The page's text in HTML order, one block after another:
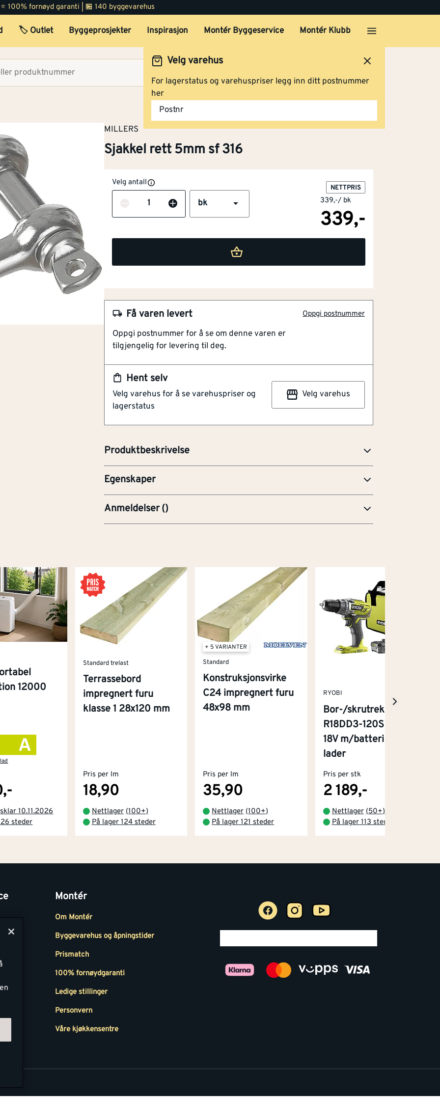
100% fornøyd garanti | 🏪 140 byggevarehus
🏷️ Outlet Byggeprosjekter Inspirasjon Montér Byggeservice Montér Klubb
Velg varehus
For lagerstatus og varehuspriser legg inn ditt postnummer
her
Postnr
MILLERS
Sjakkel rett 5mm sf 316
Velg antall
Antall bk
NETTPRIS
339,-/ bk
339,-
Hent selv
Velg varehus for å se varehuspriser og
lagerstatus
Velg varehus
Få varen levert Oppgi postnummer
Oppgi postnummer for å se om denne varen er
tilgjengelig for levering til deg.
Produktbeskrivelse
NOBB 51147861
Artikkelnummer
Egenskaper
Anmeldelser()
12000
10.11.2026
steder
Standard trelast
Terrassebord
impregnert furu
klasse 1 28x120 mm
Pris per lm
18,90
Nettlager (100+)
På lager 124 steder
+ 5 VARIANTER
Standard
Konstruksjonsvirke
C24 impregnert furu
48x98 mm
Pris per lm
35,90
Nettlager (100+)
På lager 121 steder
RYOBI
Bor-/skrutrekker
R18DD3-120S One+
18V m/batteri og
lader
Pris per stk
2 189,-
Nettlager (50+)
På lager 113 steder
Montér
Om Montér
Byggevarehus og åpningstider
Prismatch
100% fornøydgaranti
Ledige stillinger
Personvern
Våre kjøkkensentre